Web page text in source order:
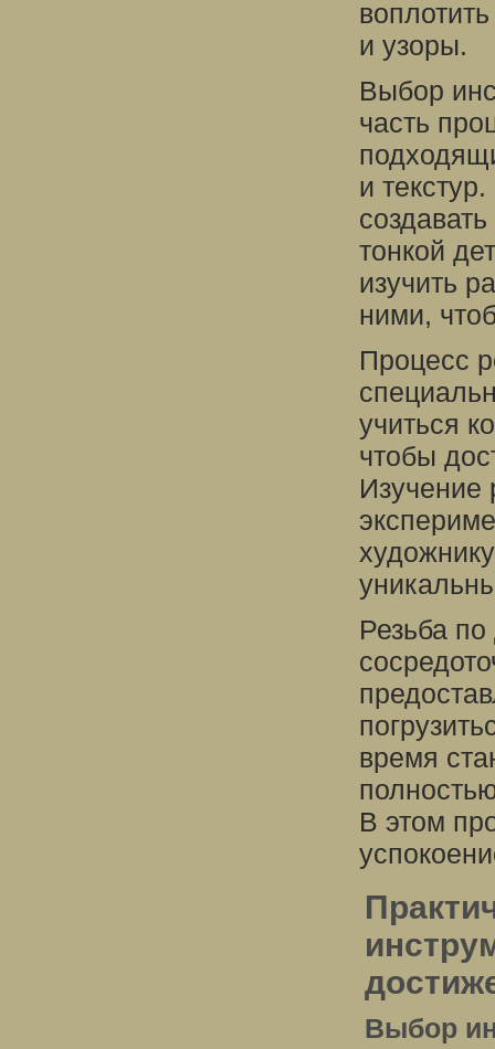
и узоры.
Выбор
часть
и
тонкой
изучить
ними,
Процесс
учиться
чтобы
Изучение
Резьба по
время
В этом
Выбор